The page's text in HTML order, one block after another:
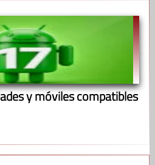
y móviles compatibles